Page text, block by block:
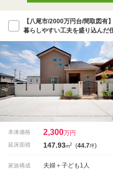
【八尾市/2000万円台/間取図有
暮らしやすい工夫を盛り込んだ
本体価格 2,300万円
延床面積 147.93m2 (44.7坪)
家族構成 夫婦＋子ども1人